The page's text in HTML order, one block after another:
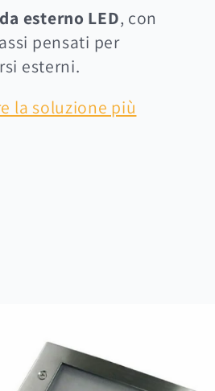
esterno LED, con
pensati per
esterni.
la soluzione più